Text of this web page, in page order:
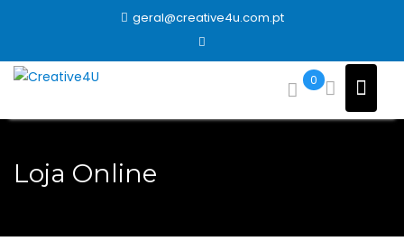
geral@creative4u.com.pt
0
Loja Online